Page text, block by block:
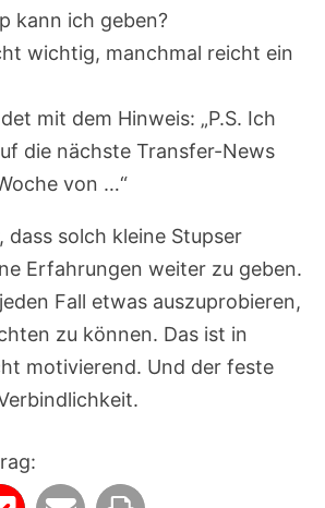
kann ich geben?
wichtig, manchmal reicht ein
mit dem Hinweis: „P.S. Ich
die nächste Transfer-News
von …“
dass solch kleine Stupser
Erfahrungen weiter zu geben.
Fall etwas auszuprobieren,
zu können. Das ist in
motivierend. Und der feste